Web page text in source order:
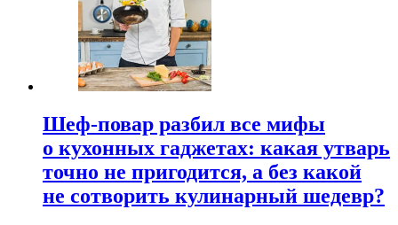
Шеф-повар разбил все мифы
о кухонных гаджетах: какая утварь
точно не пригодится, а без какой
не сотворить кулинарный шедевр?